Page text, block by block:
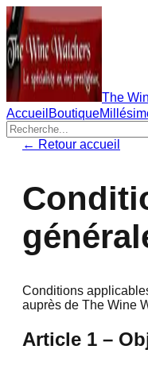
The
Accueil Boutique
← Retour accueil
Conditions
auprès de The Wine
Article 1 –